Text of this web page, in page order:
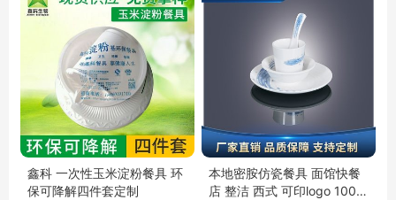
鑫科 一次性玉米淀粉餐具 环
保可降解四件套定制
本地密胺仿瓷餐具 面馆快餐
店 整洁 西式 可印logo 100起